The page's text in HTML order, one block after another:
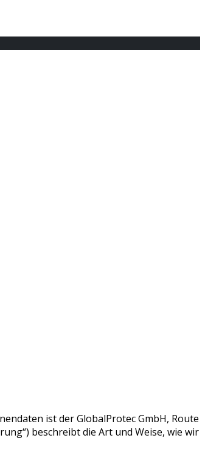
ist der GlobalProtec GmbH, Route
beschreibt die Art und Weise, wie wir